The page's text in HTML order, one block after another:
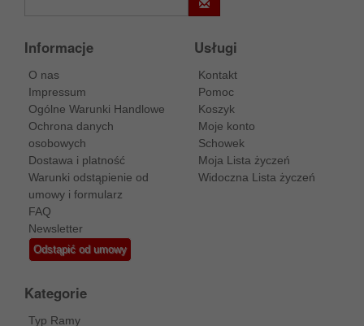
Informacje
O nas
Impressum
Ogólne Warunki Handlowe
Ochrona danych
osobowych
Dostawa i platność
Warunki odstąpienie od
umowy i formularz
FAQ
Newsletter
Odstąpić od umowy
Usługi
Kontakt
Pomoc
Koszyk
Moje konto
Schowek
Moja Lista życzeń
Widoczna Lista życzeń
Kategorie
Typ Ramy